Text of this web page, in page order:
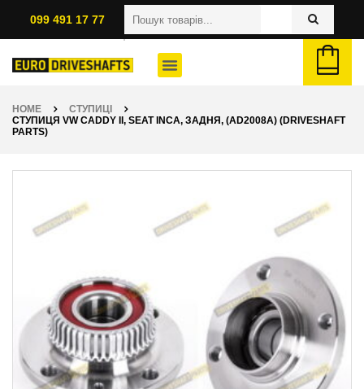
099 491 17 77
HOME
СТУПИЦІ
СТУПИЦЯ VW CADDY II, SEAT INCA, ЗАДНЯ, (AD2008A) (DRIVESHAFT
PARTS)